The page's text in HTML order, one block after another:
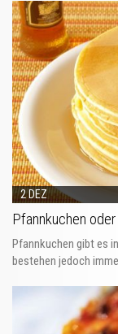
2 DEZ
Pfannkuchen
Pfannkuchen gibt es
bestehen jedoch